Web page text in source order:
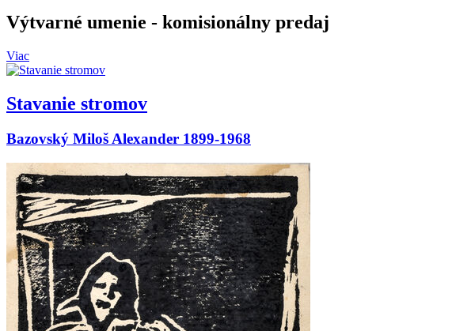
Výtvarné umenie - komisionálny predaj
Viac
Stavanie stromov
Bazovský Miloš Alexander 1899-1968